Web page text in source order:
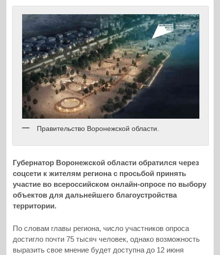
Правительство Воронежской области.
Губернатор Воронежской области обратился через
соцсети к жителям региона с просьбой принять
участие во всероссийском онлайн-опросе по выбору
объектов для дальнейшего благоустройства
территории.
По словам главы региона, число участников опроса
достигло почти 75 тысяч человек, однако возможность
выразить свое мнение будет доступна до 12 июня